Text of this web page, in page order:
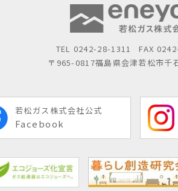
TEL 0242-28-1311
FAX
〒965-0817福島県会津若松市千
若松ガス株式会社公式
Facebook